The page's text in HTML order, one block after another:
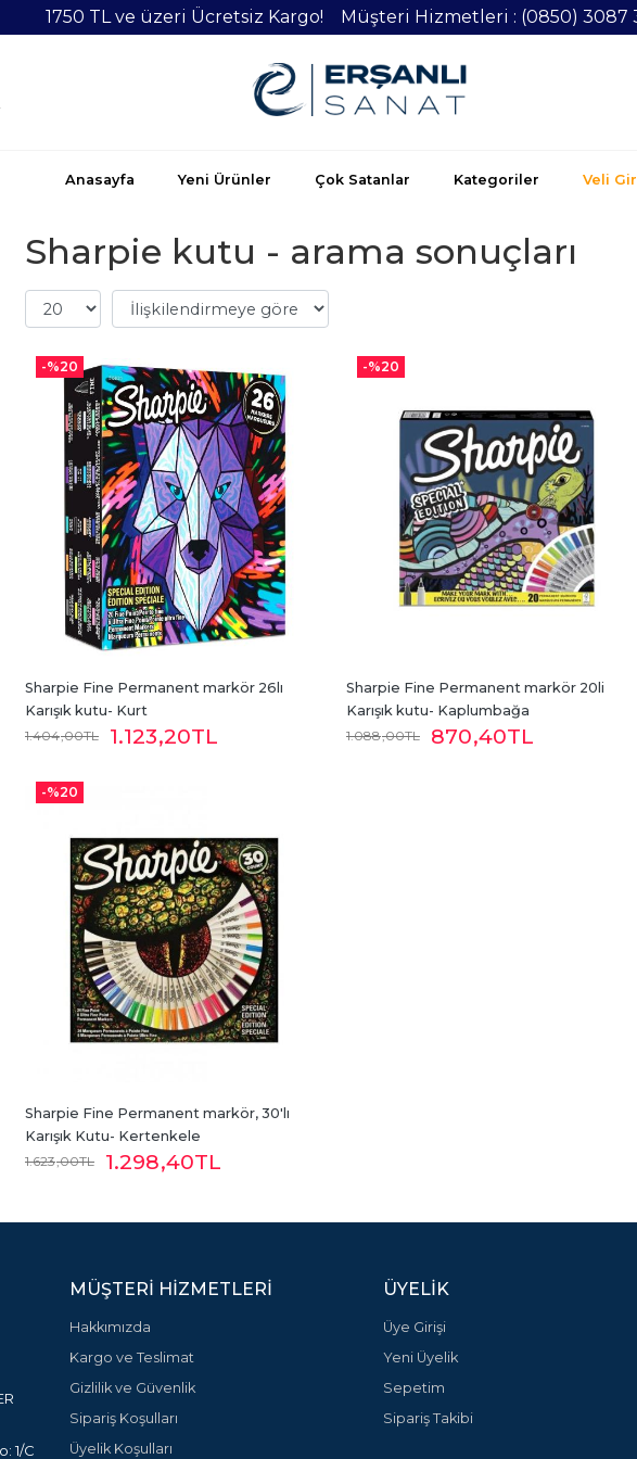
1750 TL ve üzeri Ücretsiz Kargo! Müşteri Hizmetleri : (0850) 3087
Anasayfa Yeni Ürünler Çok Satanlar Kategoriler Veli
Sharpie kutu - arama sonuçları
-%20
Sharpie Fine Permanent markör 26lı
Karışık kutu- Kurt
1.404,00TL 1.123,20TL
-%20
Sharpie Fine Permanent markör 20li
Karışık kutu- Kaplumbağa
1.088,00TL 870,40TL
-%20
Sharpie Fine Permanent markör, 30'lı
Karışık Kutu- Kertenkele
1.623,00TL 1.298,40TL
1/C
MÜŞTERI HIZMETLERI
Hakkımızda
Kargo ve Teslimat
Gizlilik ve Güvenlik
Sipariş Koşulları
Üyelik Koşulları
ÜYELIK
Üye Girişi
Yeni Üyelik
Sepetim
Sipariş Takibi